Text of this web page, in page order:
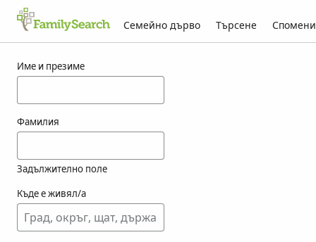
Семейно дърво Търсене Спомени
Име и презиме
Фамилия
Задължително поле
Къде е живял/а